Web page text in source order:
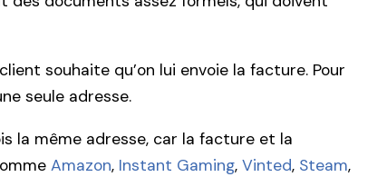
souhaite qu’on lui envoie la facture. Pour
seule adresse.
la même adresse, car la facture et la
Amazon, Instant Gaming, Vinted, Steam,